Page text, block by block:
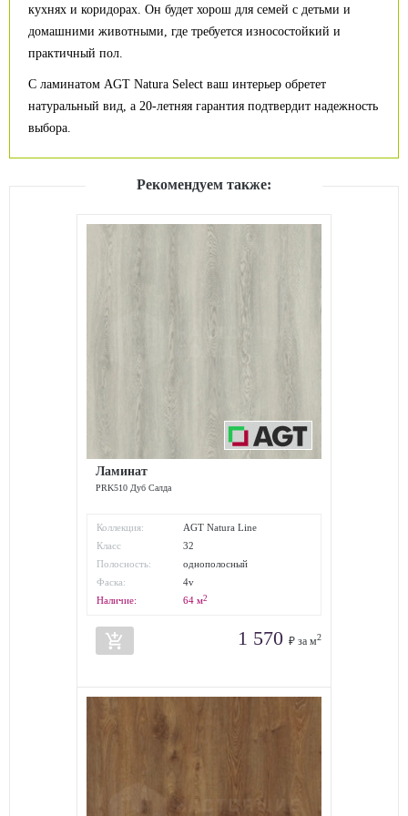
кухнях и коридорах. Он будет хорош для семей с детьми и
домашними животными, где требуется износостойкий и
практичный пол.
С ламинатом AGT Natura Select ваш интерьер обретет
натуральный вид, а 20-летняя гарантия подтвердит надежность
выбора.
Рекомендуем также:
Ламинат
PRK510 Дуб Салда
Коллекция:
AGT Natura Line
Класс
износостойкости:
32
Полосность:
однополосный
Фаска:
4v
Наличие:
64 м2
add_shopping_cart 1 570 ₽ за м2